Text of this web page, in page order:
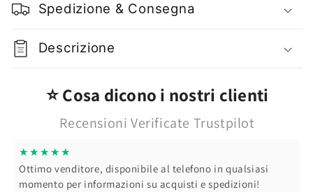
Make-
Vari
Make-
Vari
Spedizione & Consegna
Descrizione
⭐ Cosa dicono i nostri clienti
Recensioni Verificate Trustpilot
★★★★★
Ottimo venditore, disponibile al telefono in qualsiasi
momento per informazioni su acquisti e spedizioni!